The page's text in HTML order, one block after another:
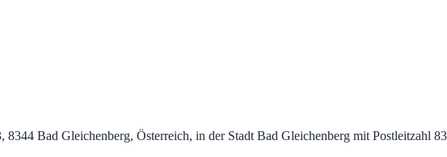
Bad Gleichenberg, Österreich, in der Stadt Bad Gleichenberg mit Postleitzahl